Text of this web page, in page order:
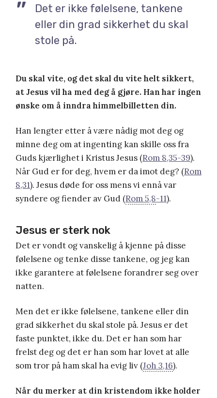
Det er ikke følelsene, tankene
eller din grad sikkerhet du skal
stole på.
Du skal vite, og det skal du vite helt sikkert,
at Jesus vil ha med deg å gjøre. Han har ingen
ønske om å inndra himmelbilletten din.
Han lengter etter å være nådig mot deg og
minne deg om at ingenting kan skille oss fra
Guds kjærlighet i Kristus Jesus (Rom 8,35-39).
Når Gud er for deg, hvem er da imot deg? (Rom
8,31). Jesus døde for oss mens vi ennå var
syndere og fiender av Gud (Rom 5,8-11).
Jesus er sterk nok
Det er vondt og vanskelig å kjenne på disse
følelsene og tenke disse tankene, og jeg kan
ikke garantere at følelsene forandrer seg over
natten.
Men det er ikke følelsene, tankene eller din
grad sikkerhet du skal stole på. Jesus er det
faste punktet, ikke du. Det er han som har
frelst deg og det er han som har lovet at alle
som tror på ham skal ha evig liv (Joh 3,16).
Når du merker at din kristendom ikke holder